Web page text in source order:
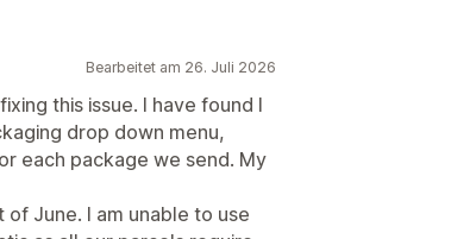
Bearbeitet am 26. Juli 2026
this issue. I have found I
drop down menu,
each package we send. My
June. I am unable to use